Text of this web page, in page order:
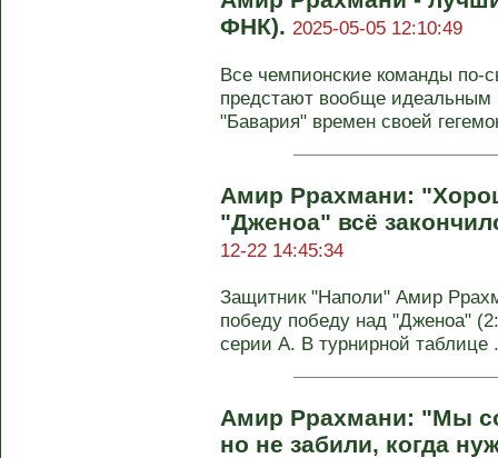
ФНК). 2025-05-05 12:10:49
Все чемпионские команды по-
предстают вообще идеальным
"Бавария" времен своей
Амир Ррахмани:
"Дженоа" всё
12-22 14:45:34
Защитник "Наполи" Амир
победу победу над "Дженоа"
серии А. В турнирной таблице
Амир Ррахмани: "Мы
но не забили, когда